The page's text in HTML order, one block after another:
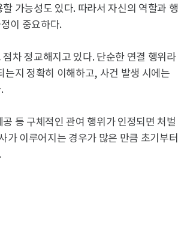
가능성도 있다. 따라서 자신의 역할과 행
이 중요하다.
차 정교해지고 있다. 단순한 연결 행위라
는지 정확히 이해하고, 사건 발생 시에는
등 구체적인 관여 행위가 인정되면 처벌
가 이루어지는 경우가 많은 만큼 초기부터